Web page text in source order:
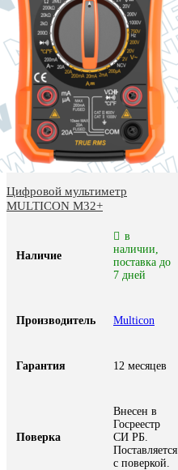
Цифровой мультиметр
MULTICON M32+
Наличие
в
наличии,
поставка до
7 дней
Производитель Multicon
Гарантия 12 месяцев
Поверка
Внесен в
Госреестр
СИ РБ.
Поставляется
с поверкой.